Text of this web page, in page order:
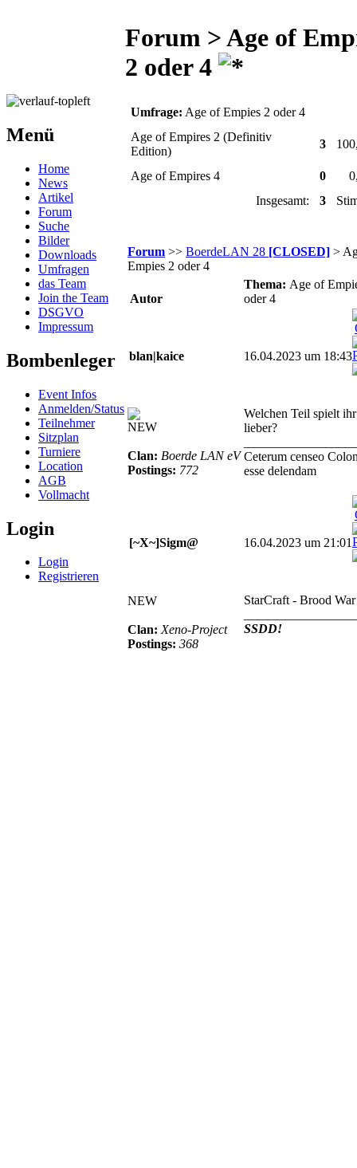
Menü
Home
News
Artikel
Forum
Suche
Bilder
Downloads
Umfragen
das Team
Join the Team
DSGVO
Impressum
Bombenleger
Event Infos
Anmelden/Status
Teilnehmer
Sitzplan
Turniere
Location
AGB
Vollmacht
Login
Login
Registrieren
Forum > Age of
2 oder 4
Umfrage: Age of Empies 2 oder 4
Age of Empires 2 (Definitiv
Edition)
3
Age of Empires 4 0
Insgesamt:
3
Forum >> BoerdeLAN 28 [CLOSED] >
Empies 2 oder 4
Autor
Thema: Age of
oder 4
blan|kaice 16.04.2023 um 18:43
NEW
Clan: Boerde LAN eV
Postings: 772
Welchen Teil spielt ihr
lieber?
Ceterum censeo
esse delendam
[~X~]Sigm@ 16.04.2023 um 21:01
NEW
Clan: Xeno-Project
Postings: 368
StarCraft - Brood
SSDD!